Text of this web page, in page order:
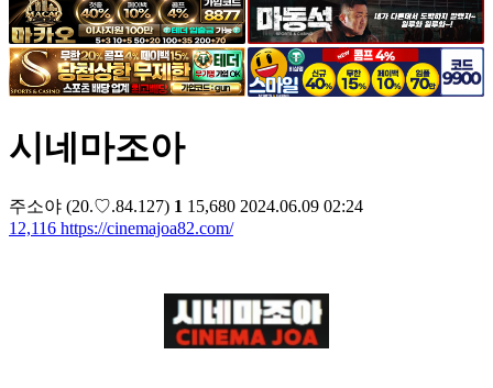
시네마조아
주소야 (20.♡.84.127) 1 15,680 2024.06.09 02:24
12,116 https://cinemajoa82.com/